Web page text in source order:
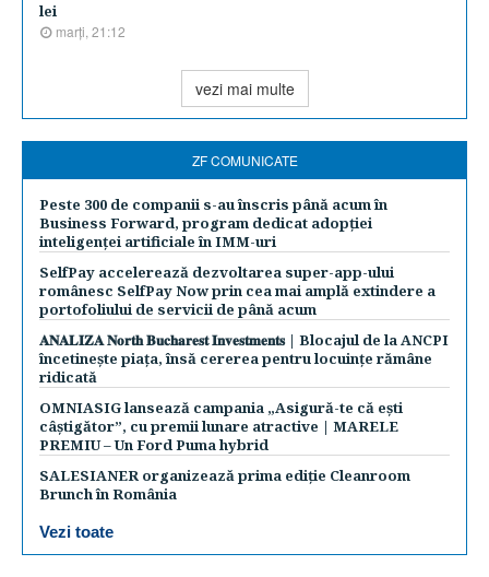
lei
marţi, 21:12
vezi mai multe
ZF COMUNICATE
Peste 300 de companii s-au înscris până acum în
Business Forward, program dedicat adopției
inteligenței artificiale în IMM-uri
SelfPay accelerează dezvoltarea super-app-ului
românesc SelfPay Now prin cea mai amplă extindere a
portofoliului de servicii de până acum
𝐀𝐍𝐀𝐋𝐈𝐙𝐀 𝐍𝐨𝐫𝐭𝐡 𝐁𝐮𝐜𝐡𝐚𝐫𝐞𝐬𝐭 𝐈𝐧𝐯𝐞𝐬𝐭𝐦𝐞𝐧𝐭𝐬 | Blocajul de la ANCPI
încetinește piața, însă cererea pentru locuințe rămâne
ridicată
OMNIASIG lansează campania „Asigură-te că ești
câștigător”, cu premii lunare atractive | MARELE
PREMIU – Un Ford Puma hybrid
SALESIANER organizează prima ediție Cleanroom
Brunch în România
Vezi toate